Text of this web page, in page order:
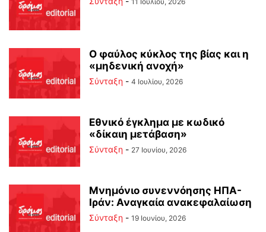
Ο φαύλος κύκλος της βίας και η
«μηδενική ανοχή»
Σύνταξη - 4 Ιουλίου, 2026
Εθνικό έγκλημα με κωδικό
«δίκαιη μετάβαση»
Σύνταξη - 27 Ιουνίου, 2026
Μνημόνιο συνεννόησης ΗΠΑ-
Ιράν: Αναγκαία ανακεφαλαίωση
Σύνταξη - 19 Ιουνίου, 2026